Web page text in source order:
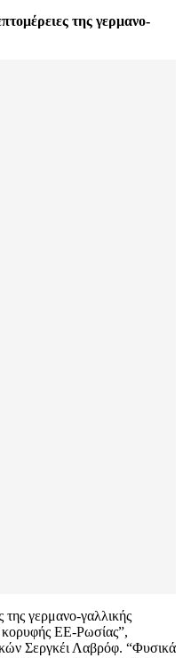
της γερμανο-
της γερμανο-γαλλικής
κορυφής ΕΕ-Ρωσίας”,
Σεργκέι Λαβρόφ. “Φυσικά